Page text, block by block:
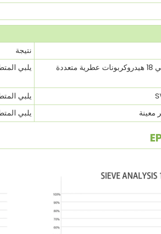
نتيجة
GB 36246-2018 مادة سامة (إجمالي 18 هيدروكربونات عطرية متعددة
يلبي
يلبي
يلبي